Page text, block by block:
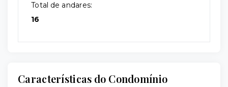
Total de andares:
16
Características do Condomínio